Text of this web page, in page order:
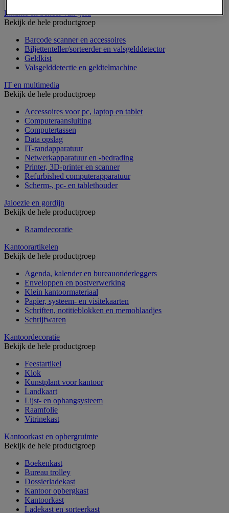
Inname en beheer van geld
Bekijk de hele productgroep
Barcode scanner en accessoires
Biljettenteller/sorteerder en valsgelddetector
Geldkist
Valsgelddetectie en geldtelmachine
IT en multimedia
Bekijk de hele productgroep
Accessoires voor pc, laptop en tablet
Computeraansluiting
Computertassen
Data opslag
IT-randapparatuur
Netwerkapparatuur en -bedrading
Printer, 3D-printer en scanner
Refurbished computerapparatuur
Scherm-, pc- en tablethouder
Jaloezie en gordijn
Bekijk de hele productgroep
Raamdecoratie
Kantoorartikelen
Bekijk de hele productgroep
Agenda, kalender en bureauonderleggers
Enveloppen en postverwerking
Klein kantoormateriaal
Papier, systeem- en visitekaarten
Schriften, notitieblokken en memoblaadjes
Schrijfwaren
Kantoordecoratie
Bekijk de hele productgroep
Feestartikel
Klok
Kunstplant voor kantoor
Landkaart
Lijst- en ophangsysteem
Raamfolie
Vitrinekast
Kantoorkast en opbergruimte
Bekijk de hele productgroep
Boekenkast
Bureau trolley
Dossierladekast
Kantoor opbergkast
Kantoorkast
Ladekast en sorteerkast